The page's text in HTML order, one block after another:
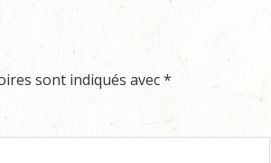
sont indiqués avec*